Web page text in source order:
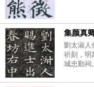
集颜真
劉太淑人
祈刻，明
城忠勤祠